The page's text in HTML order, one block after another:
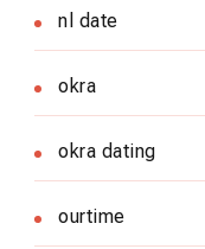
nl date
okra
okra dating
ourtime